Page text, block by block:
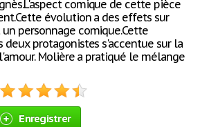
comique de cette pièce
évolution a des effets sur
personnage comique.Cette
protagonistes s'accentue sur la
Molière a pratiqué le mélange
Enregistrer